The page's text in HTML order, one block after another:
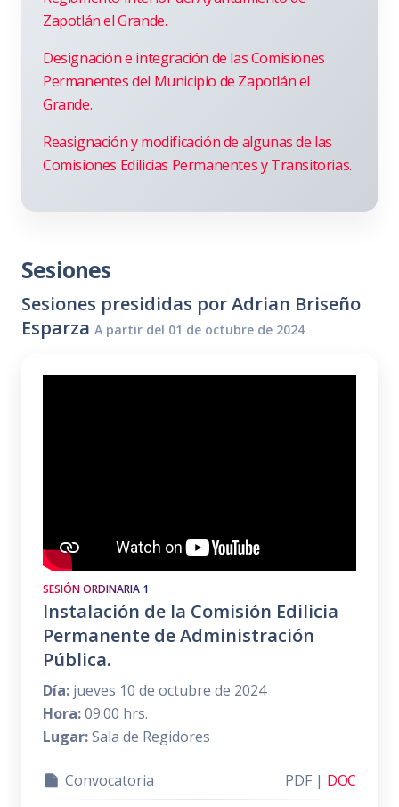
Zapotlán el Grande.
Designación e integración de las Comisiones
Permanentes del Municipio de Zapotlán el
Grande.
Reasignación y modificación de algunas de las
Comisiones Edilicias Permanentes y Transitorias.
Sesiones
Sesiones presididas por Adrian Briseño
Esparza A partir del 01 de octubre de 2024
SESIÓN ORDINARIA 1
Instalación de la Comisión Edilicia
Permanente de Administración
Pública.
Día: jueves 10 de octubre de 2024
Hora:09:00 hrs.
Lugar:Sala de Regidores
Convocatoria PDF | DOC